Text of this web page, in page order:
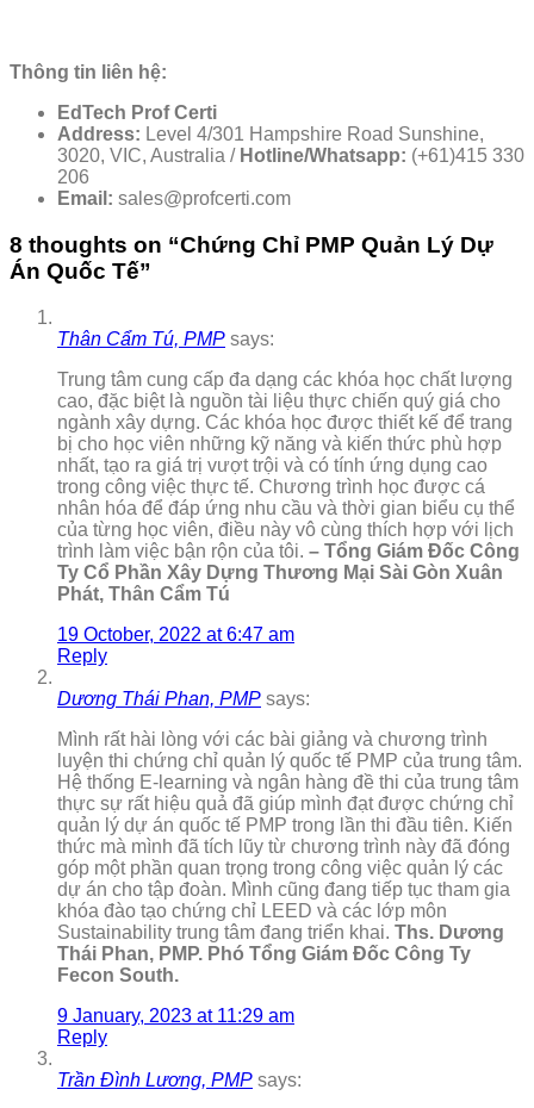
Thông tin liên hệ:
EdTech Prof Certi
Address: Level 4/301 Hampshire Road Sunshine,
3020, VIC, Australia / Hotline/Whatsapp: (+61)415 330
206
Email: sales@profcerti.com
8 thoughts on “Chứng Chỉ PMP Quản Lý Dự
Án Quốc Tế”
Thân Cẩm Tú, PMP says:
Trung tâm cung cấp đa dạng các khóa học chất lượng
cao, đặc biệt là nguồn tài liệu thực chiến quý giá cho
ngành xây dựng. Các khóa học được thiết kế để trang
bị cho học viên những kỹ năng và kiến thức phù hợp
nhất, tạo ra giá trị vượt trội và có tính ứng dụng cao
trong công việc thực tế. Chương trình học được cá
nhân hóa để đáp ứng nhu cầu và thời gian biểu cụ thể
của từng học viên, điều này vô cùng thích hợp với lịch
trình làm việc bận rộn của tôi. – Tổng Giám Đốc Công
Ty Cổ Phần Xây Dựng Thương Mại Sài Gòn Xuân
Phát, Thân Cẩm Tú
19 October, 2022 at 6:47 am
Reply
Dương Thái Phan, PMP says:
Mình rất hài lòng với các bài giảng và chương trình
luyện thi chứng chỉ quản lý quốc tế PMP của trung tâm.
Hệ thống E-learning và ngân hàng đề thi của trung tâm
thực sự rất hiệu quả đã giúp mình đạt được chứng chỉ
quản lý dự án quốc tế PMP trong lần thi đầu tiên. Kiến
thức mà mình đã tích lũy từ chương trình này đã đóng
góp một phần quan trọng trong công việc quản lý các
dự án cho tập đoàn. Mình cũng đang tiếp tục tham gia
khóa đào tạo chứng chỉ LEED và các lớp môn
Sustainability trung tâm đang triển khai. Ths. Dương
Thái Phan, PMP. Phó Tổng Giám Đốc Công Ty
Fecon South.
9 January, 2023 at 11:29 am
Reply
Trần Đình Lương, PMP says: